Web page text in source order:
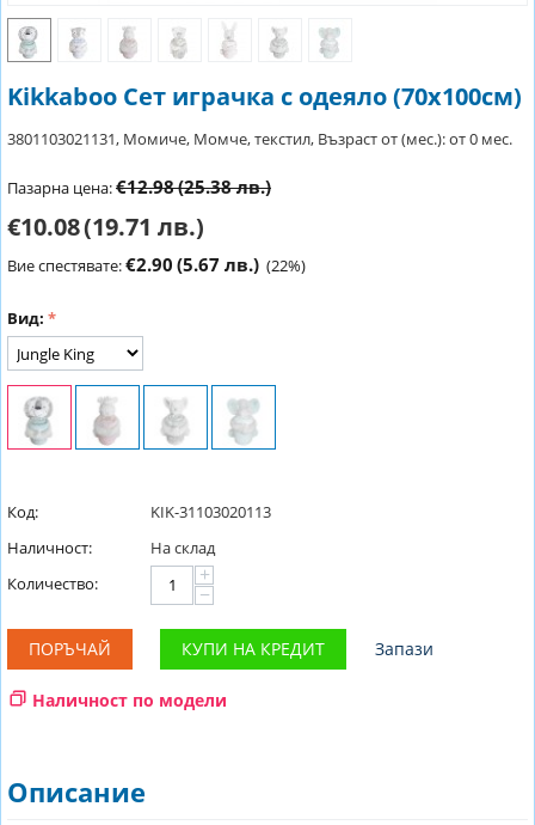
Kikkaboo Сет играчка с одеяло (70х100см)
3801103021131, Момиче, Момче, текстил, Възраст от (мес.): от 0 мес.
Пазарна цена:€12.98(25.38 лв.)
€10.08(19.71 лв.)
Вие спестявате:€2.90 (5.67 лв.) (22%)
Вид:
Код:
KIK-31103020113
Наличност:
На склад
Количество:
+
−
ПОРЪЧАЙ КУПИ НА КРЕДИТ Запази
Наличност по модели
Описание